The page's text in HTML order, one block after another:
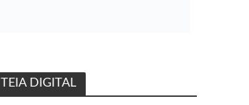
TEIA DIGITAL